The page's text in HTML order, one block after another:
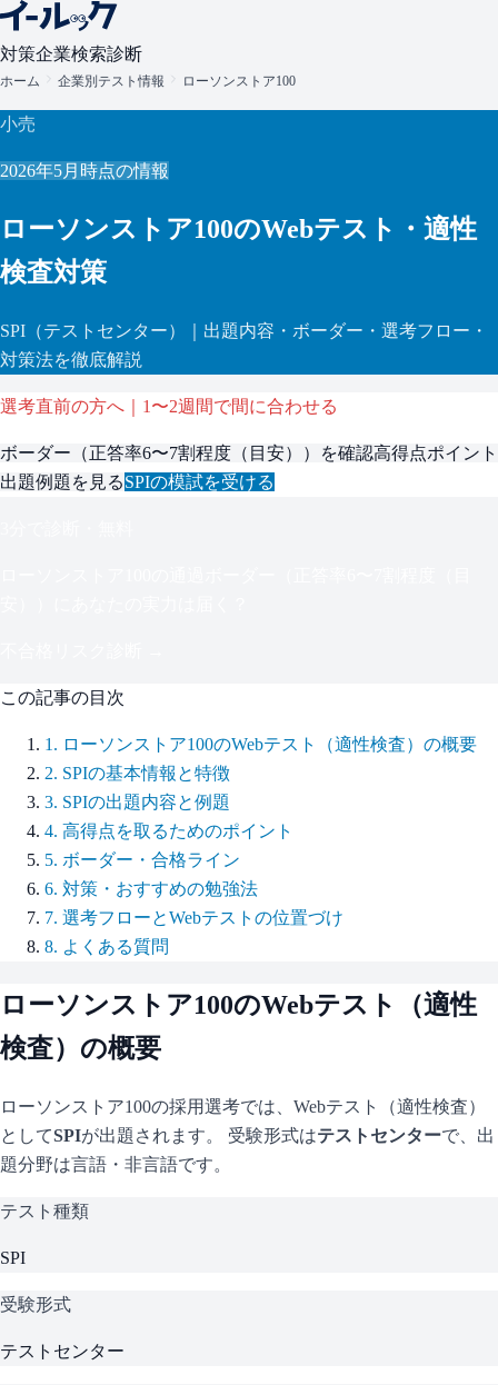
対策企業検索診断
ホーム 企業別テスト情報 ローソンストア100
小売
2026年5月 時点の情報
ローソンストア100のWebテスト・適性
検査対策
SPI （テストセンター）
｜出題内容・ボーダー・選考フロー・
対策法を徹底解説
選考直前の方へ｜1〜2週間で間に合わせる
ボーダー（正答率6〜7割程度（目安） ）を確認高得点ポイント
出題例題を見るSPIの模試を受ける
この記事の目次
1 . ローソンストア100のWebテスト（適性検査）の概要
2. SPIの基本情報と特徴
3. SPIの出題内容と例題
4. 高得点を取るためのポイント
5. ボーダー・合格ライン
6. 対策・おすすめの勉強法
7. 選考フローとWebテストの位置づけ
8. よくある質問
ローソンストア100のWebテスト（適性
検査）の概要
ローソンストア100の採用選考では、Webテスト（適性検査）
としてSPIが出題されます。 受験形式はテストセンターで、 出
題分野は言語・非言語です。
テスト種類
SPI
受験形式
テストセンター